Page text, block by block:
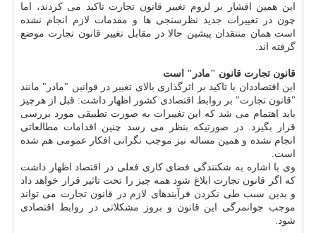
این همین اقشار بر لزوم تغییر قانون تجارت تاكید می كردند، اما
چون در تغییرات جدید نظرسنجی ها و مقدمات لازم انجام نشده
است همان منتقدان پیشین حالا در مقابل تغییر قانون تجارت موضع
گرفته اند.
قانون تجارت قانون "مادر" است
این اقتصاددان با تاكید بر اثرگذاری بالای تغییر در قوانین "مادر" مانند
"قانون تجارت" بر روابط اقتصادی كشور اظهار داشت: قبل از هرچیز
باید اهتمام می شد كه این تغییرات به صورت تطبیقی مورد بررسی
قرار بگیرد. در صورتیكه بنظر می رسد چنین اقدامات مطالعاتی
انجام نشده و همین مساله نیز موجب نگرانی افكار عمومی هم شده
است.
وی با اشاره به شكنندگی فضای كاری فعلی در اقتصاد اظهار داشت
كه اگر قانون تجارت ابلاغ شود همه چیز را تحت تاثیر قرار خواهد داد
و بدین سبب طی نكردن فرآیندهای لازم در قانون تجارت می تواند
موجب جوانمرگی این قانون و بروز مشكلاتی در روابط اقتصادی
شود.